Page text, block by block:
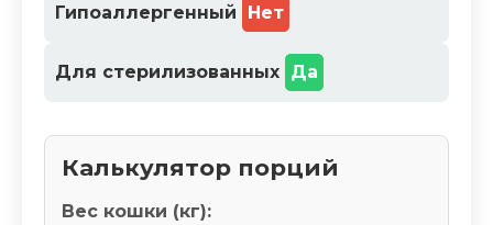
Гипоаллергенный Нет
Для стерилизованных Да
Калькулятор порций
Вес кошки (кг):